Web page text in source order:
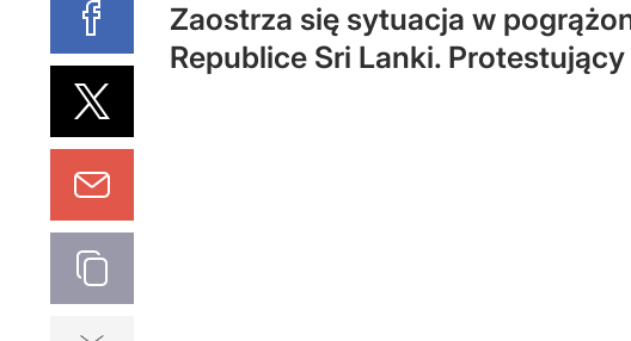
Zaostrza się sytuacja w
Republice Sri Lanki.